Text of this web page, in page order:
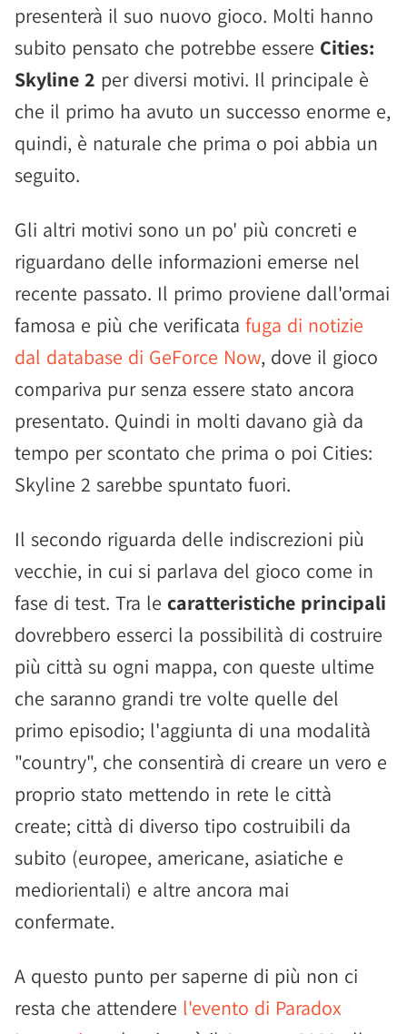
presenterà il suo nuovo gioco. Molti hanno
subito pensato che potrebbe essere Cities:
Skyline 2 per diversi motivi. Il principale è
che il primo ha avuto un successo enorme e,
quindi, è naturale che prima o poi abbia un
seguito.
Gli altri motivi sono un po' più concreti e
riguardano delle informazioni emerse nel
recente passato. Il primo proviene dall'ormai
famosa e più che verificata fuga di notizie
dal database di GeForce Now, dove il gioco
compariva pur senza essere stato ancora
presentato. Quindi in molti davano già da
tempo per scontato che prima o poi Cities:
Skyline 2 sarebbe spuntato fuori.
Il secondo riguarda delle indiscrezioni più
vecchie, in cui si parlava del gioco come in
fase di test. Tra le caratteristiche principali
dovrebbero esserci la possibilità di costruire
più città su ogni mappa, con queste ultime
che saranno grandi tre volte quelle del
primo episodio; l'aggiunta di una modalità
"country", che consentirà di creare un vero e
proprio stato mettendo in rete le città
create; città di diverso tipo costruibili da
subito (europee, americane, asiatiche e
mediorientali) e altre ancora mai
confermate.
A questo punto per saperne di più non ci
resta che attendere l'evento di Paradox